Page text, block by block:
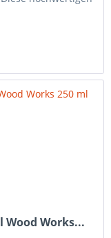
Wood Works...